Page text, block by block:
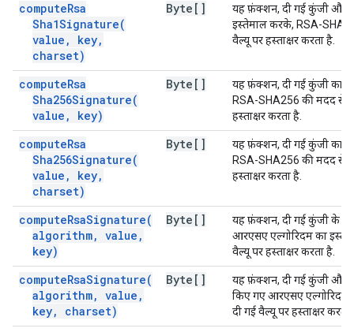
computeRsa
Sha1Signature(
value , key,
charset)
Byte[]
यह फ़ंक्शन, दी गई कुंजी और
इस्तेमाल करके, RSA-SHA1
वैल्यू पर हस्ताक्षर करता है.
computeRsa
Sha256Signature(
value , key)
Byte[]
यह फ़ंक्शन, दी गई कुंजी का
RSA-SHA256 की मदद से,
हस्ताक्षर करता है.
computeRsa
Sha256Signature(
value , key,
charset)
Byte[]
यह फ़ंक्शन, दी गई कुंजी का
RSA-SHA256 की मदद से,
हस्ताक्षर करता है.
computeRsaSignature(
algorithm, value ,
key)
Byte[]
यह फ़ंक्शन, दी गई कुंजी के
आरएसए एल्गोरिदम का
वैल्यू पर हस्ताक्षर करता है.
computeRsaSignature(
algorithm, value ,
key, charset)
Byte[]
यह फ़ंक्शन, दी गई कुंजी और
किए गए आरएसए एल्गोरिदम
दी गई वैल्यू पर हस्ताक्षर करता